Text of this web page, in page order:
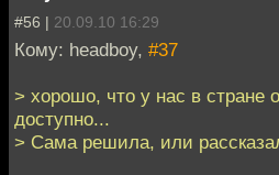
#56 | 20.09.10 16:29
Кому: headboy, #37
> хорошо, что у нас в стране
доступно...
> Сама решила, или